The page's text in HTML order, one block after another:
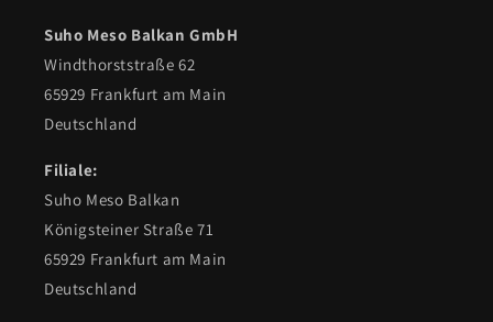
Suho Meso Balkan GmbH
Windthorststraße 62
65929 Frankfurt am Main
Deutschland
Filiale:
Suho Meso Balkan
Königsteiner Straße 71
65929 Frankfurt am Main
Deutschland